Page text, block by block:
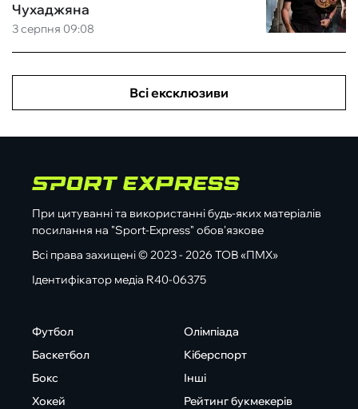
3 серпня 09:08
Чухаджяна
Всі ексклюзиви
При цитуванні та використанні будь-яких матеріалів
посилання на "Sport-Express" обов'язкове
Всі права захищені © 2023 - 2026 ТОВ «ПМХ»
Ідентифікатор медіа R40-06375
Футбол
Баскетбол
Бокс
Хокей
Олімпіада
Кіберспорт
Інші
Рейтинг букмекерів